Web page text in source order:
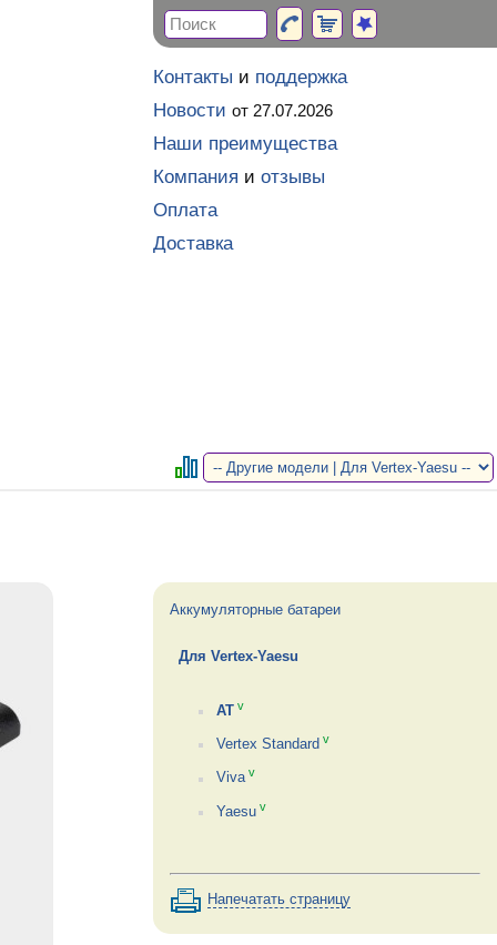
Аккумуляторные батареи
Для Vertex-Yaesu
AT v
Vertex Standard v
Viva v
Yaesu v
Напечатать страницу
Контакты и поддержка
Новости от 27.07.2026
Наши преимущества
Компания и отзывы
Оплата
Доставка